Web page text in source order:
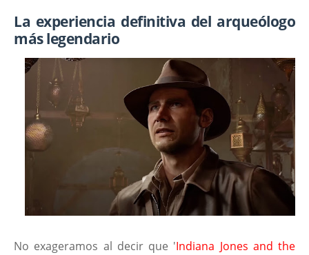
La experiencia definitiva del arqueólogo
más legendario
No exageramos al decir que 'Indiana Jones and the